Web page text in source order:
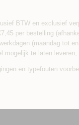
BTW en exclusief
per bestelling
(maandag tot
mogelijk te laten
en typefouten